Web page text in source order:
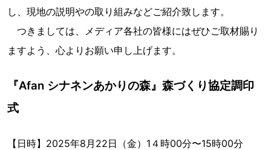
し、現地の説明やの取り組みなどご紹介致します。
つきましては、メディア各社の皆様にはぜひご取材賜り
ますよう、心よりお願い申し上げます。
『Afan シナネンあかりの森』森づくり協定調印
式
【日時】2025年8月22日（金）1４時00分〜15時00分